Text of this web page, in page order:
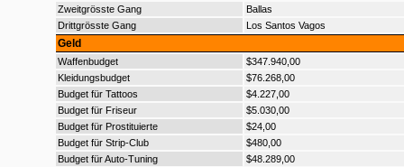
Zweitgrösste Gang
Ballas
Drittgrösste Gang
Los Santos Vagos
Geld
Waffenbudget
$347.940,00
Kleidungsbudget
$76.268,00
Budget für Tattoos
$4.227,00
Budget für Friseur
$5.030,00
Budget für Prostituierte
$24,00
Budget für Strip-Club
$480,00
Budget für Auto-Tuning
$48.289,00